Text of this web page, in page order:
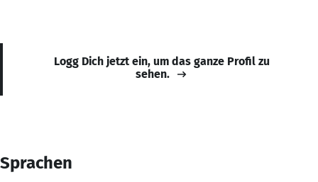
Logg Dich jetzt ein, um das ganze Profil zu
sehen.
Sprachen